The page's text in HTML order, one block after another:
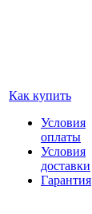
Как купить
Условия
оплаты
Условия
доставки
Гарантия